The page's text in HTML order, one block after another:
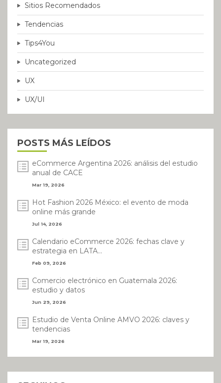
Sitios Recomendados
Tendencias
Tips4You
Uncategorized
UX
UX/UI
POSTS MÁS LEÍDOS
eCommerce Argentina 2026: análisis del estudio
anual de CACE
Mar 19, 2026
Hot Fashion 2026 México: el evento de moda
online más grande
Jul 14, 2026
Calendario eCommerce 2026: fechas clave y
estrategia en LATA...
Feb 09, 2026
Comercio electrónico en Guatemala 2026:
estudio y datos
Jun 29, 2026
Estudio de Venta Online AMVO 2026: claves y
tendencias
Mar 19, 2026